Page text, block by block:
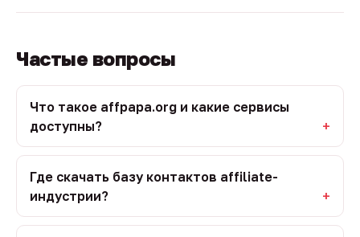
Частые вопросы
Что такое affpapa.org и какие сервисы
доступны?
Где скачать базу контактов affiliate-
индустрии?